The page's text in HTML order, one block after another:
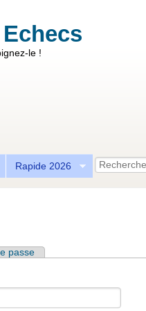
le !
Rapide 2026 Recherche
passe